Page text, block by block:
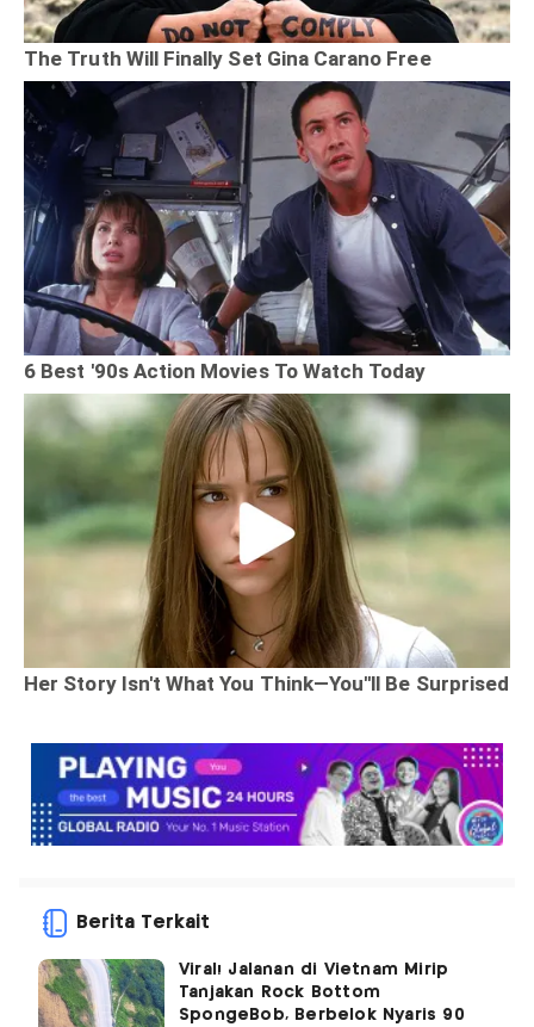
Berita Terkait
Viral! Jalanan di Vietnam Mirip
Tanjakan Rock Bottom
SpongeBob, Berbelok Nyaris 90